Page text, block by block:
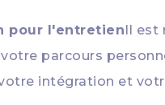
pour l'entretienIl est
parcours
intégration et